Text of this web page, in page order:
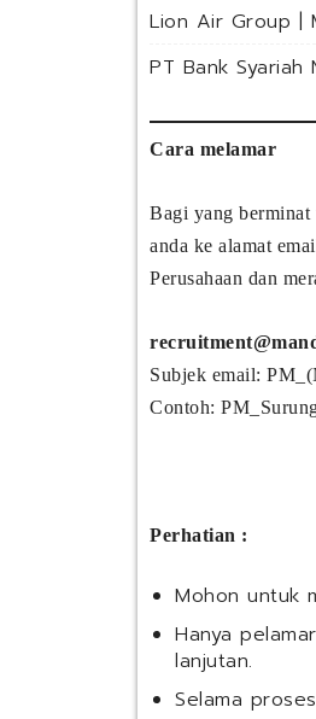
Lion Air Group |
PT Bank Syariah
Cara melamar
Bagi yang berminat
anda ke alamat
Perusahaan dan
Subjek email:
Contoh:
Perhatian :
Mohon untuk
Hanya
lanjutan.
Selama